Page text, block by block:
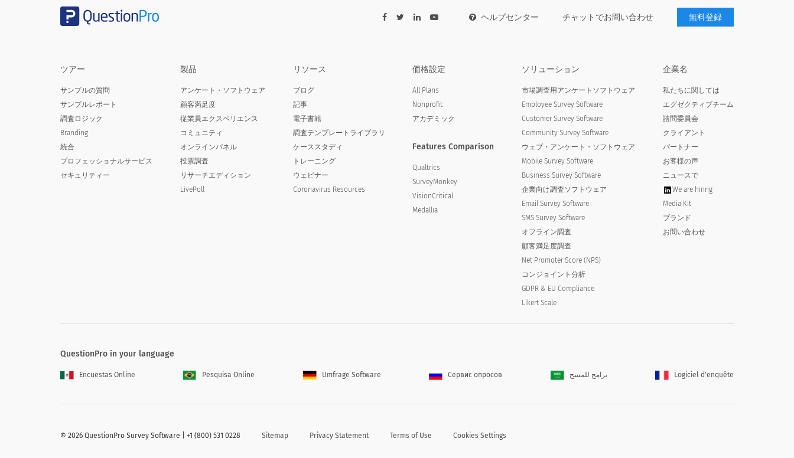
滞在日を選択してください：
あなた、またはあなたが接触したことのある人は、過去14日間にCovid-19の陽性検査または推定検査を受けたことがありますか？
Have you, or anyone you have been in contact with, had a positive test or presumptive test for Covid-19 in the last
14 days?
過去24時間に、悪寒、発汗などの発熱の兆候や症状があったか、または体温が100.0f以上上昇しましたか？これにより、既存の状態から
Have you had any signs or symptoms of a fever in the past 24 hours such as chills, sweats, or had a temperature that
はい
ヘルプセンター チャットでお問い合わせ 無料登録
ツアー
サンプルの質問
サンプルレポート
調査ロジック
Branding
統合
プロフェッショナルサービス
セキュリティー
製品
アンケート・ソフトウェア
顧客満足度
従業員エクスペリエンス
コミュニティ
オンラインパネル
投票調査
リサーチエディション
LivePoll
リソース
ブログ
記事
電子書籍
調査テンプレートライブラリ
ケーススタディ
トレーニング
ウェビナー
Coronavirus Resources
価格設定
All Plans
Nonprofit
アカデミック
Features Comparison
Qualtrics
SurveyMonkey
VisionCritical
Medallia
ソリューション
市場調査用アンケートソフトウェア
Employee Survey Software
Customer Survey Software
Community Survey Software
ウェブ・アンケート・ソフトウェア
Mobile Survey Software
Business Survey Software
企業向け調査ソフトウェア
Email Survey Software
SMS Survey Software
オフライン調査
顧客満足度調査
Net Promoter Score (NPS)
コンジョイント分析
GDPR & EU Compliance
Likert Scale
企業名
私たちに関しては
エグゼクティブチーム
諮問委員会
クライアント
パートナー
お客様の声
ニュースで
We are hiring
Media Kit
ブランド
お問い合わせ
QuestionPro in your language
Encuestas Online Pesquisa Online Umfrage Software Сервис опросов برامج للمسح Logiciel d'enquête
© 2026 QuestionPro Survey Software | +1 (800) 531 0228 Sitemap Privacy Statement Terms of Use Cookies Settings